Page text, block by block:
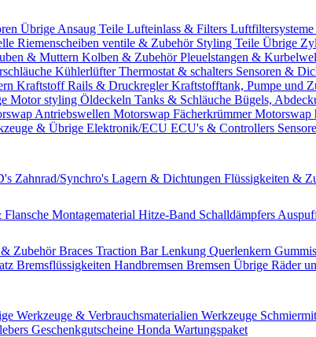
Übrige Ansaug Teile Lufteinlass & Filters Luftfiltersysteme
Riemenscheiben ventile & Zubehör Styling Teile Übrige
& Muttern Kolben & ZubehörPleuelstangen &
KühlerlüfterThermostat & schalters Sensoren &
Kraftstoff Rails & DruckreglerKraftstofftank, Pumpe und
Motor styling Öldeckeln Tanks & Schläuche Bügels,
Antriebswellen Motorswap FächerkrümmerMotorswap
& Übrige Elektronik/ECU ECU's & Controllers
Zahnrad/Synchro's Lagern & Dichtungen Flüssigkeiten &
Montagematerial Hitze-Band Schalldämpfers
ZubehörBraces Traction BarLenkung Querlenkern Gummis
Bremsflüssigkeiten Handbremsen Bremsen Übrige Räder
Werkzeuge & Verbrauchsmaterialien Werkzeuge
Geschenkgutscheine Honda Wartungspaket